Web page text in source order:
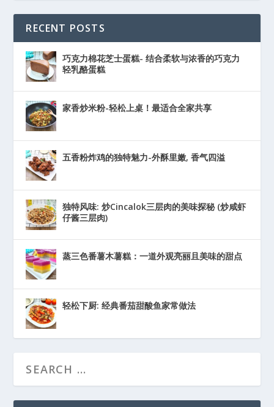
RECENT POSTS
巧克力棉花芝士蛋糕- 结合柔软与浓香的巧克力
轻乳酪蛋糕
家香炒米粉-轻松上桌！最适合全家共享
五香粉炸鸡的独特魅力-外酥里嫩, 香气四溢
独特风味: 炒Cincalok三层肉的美味探秘 (炒咸虾
仔酱三层肉)
蒸三色番薯木薯糕：一道外观亮丽且美味的甜点
轻松下厨: 经典番茄甜酸鱼家常做法